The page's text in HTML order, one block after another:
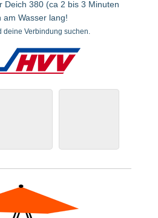
Deich 380 (ca 2 bis 3 Minuten
Wasser lang!
Verbindung suchen.